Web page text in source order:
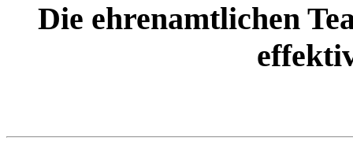
Die ehrenamtlichen